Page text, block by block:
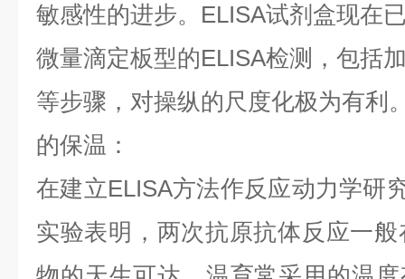
敏感性的进步。ELISA试剂盒现在
微量滴定板型的ELISA检测，包括
等步骤，对操纵的尺度化极为有利
的保温：
在建立ELISA方法作反应动力学研
实验表明，两次抗原抗体反应一